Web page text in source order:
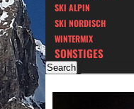
SKI ALPIN
SKI NORDISCH
WINTERMIX
SONSTIGES